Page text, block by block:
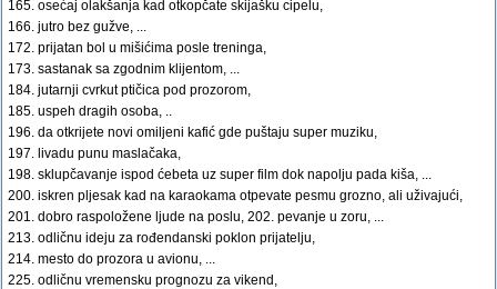
165. osećaj olakšanja kad otkopčate skijašku cipelu,
166. jutro bez gužve, ...
172. prijatan bol u mišićima posle treninga,
173. sastanak sa zgodnim klijentom, ...
184. jutarnji cvrkut ptičica pod prozorom,
185. uspeh dragih osoba, ..
196. da otkrijete novi omiljeni kafić gde puštaju super muziku,
197. livadu punu maslačaka,
198. sklupčavanje ispod ćebeta uz super film dok napolju pada kiša, ...
200. iskren pljesak kad na karaokama otpevate pesmu grozno, ali uživajući,
201. dobro raspoložene ljude na poslu, 202. pevanje u zoru, ...
213. odličnu ideju za rođendanski poklon prijatelju,
214. mesto do prozora u avionu, ...
225. odličnu vremensku prognozu za vikend,